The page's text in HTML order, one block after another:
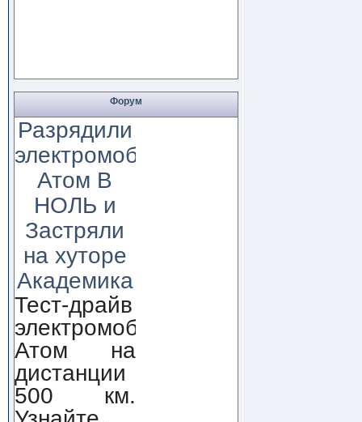
Форум
Разрядили
электромобиль
Атом В
НОЛЬ и
Застряли
на хуторе
Академика
Тест-драйв
электромобиля
Атом на
дистанции
500 км.